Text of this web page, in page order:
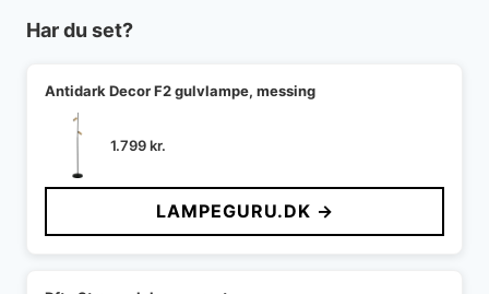
Har du set?
Antidark Decor F2 gulvlampe, messing
1.799kr.
LAMPEGURU.DK →